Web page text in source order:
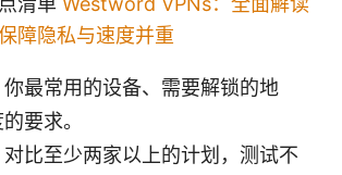
障隐私与速度并重
最常用的设备、需要解锁的地
要求。
比至少两家以上的计划，测试不